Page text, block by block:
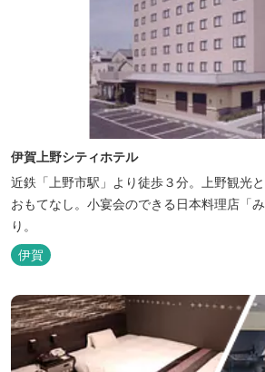
伊賀上野シティホテル
近鉄「上野市駅」より徒歩３分。上野観光
おもてなし。小宴会のできる日本料理店「
り。
伊賀